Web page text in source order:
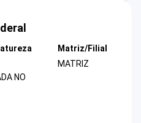
NO
Matriz/Filial
MATRIZ